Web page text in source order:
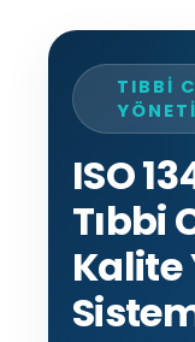
TIBBI
ISO
Tıbbi
Kalite